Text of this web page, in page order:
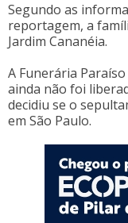
Segundo as
reportagem, a
Jardim Cananéia.
A Funerária
ainda não foi
decidiu se o
em São Paulo.